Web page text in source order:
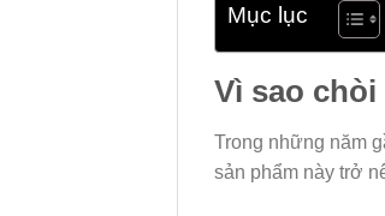
Mục lục
Vì sao
Trong những năm
sản phẩm này trở